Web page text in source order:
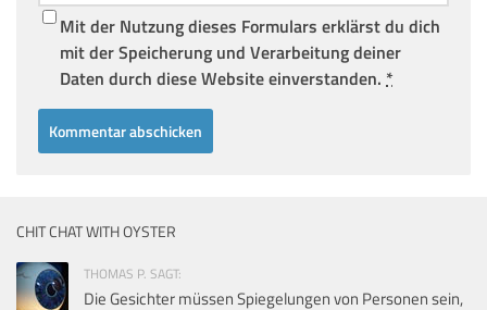
Mit der Nutzung dieses Formulars erklärst du dich
mit der Speicherung und Verarbeitung deiner
Daten durch diese Website einverstanden. *
CHIT CHAT WITH OYSTER
THOMAS P. SAGT:
Die Gesichter müssen Spiegelungen von Personen sein,